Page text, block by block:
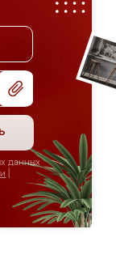
данных